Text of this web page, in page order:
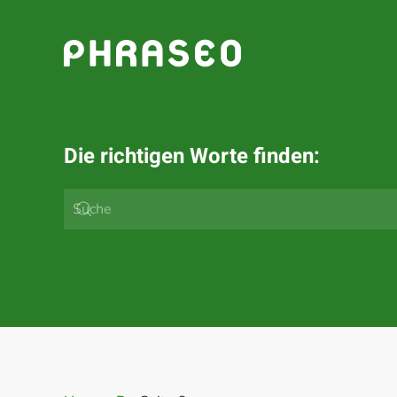
Zum Hauptinhalt springen
Die richtigen Worte finden: